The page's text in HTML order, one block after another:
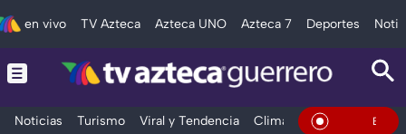
en vivo TV Azteca Azteca UNO Azteca 7 Deportes
Noticias Turismo Viral y Tendencia Clima Deportes En Vivo